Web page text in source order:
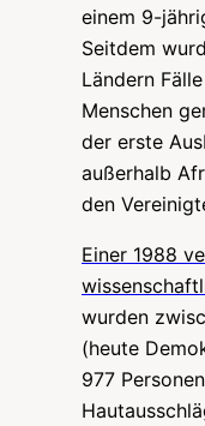
einem 9-
Seitdem
Ländern
Menschen
der erste
außerhalb
den
Einer 1988
wurden
(heute
977